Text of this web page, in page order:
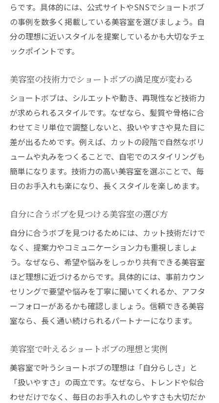
らです。具体的には、公式サイトやSNSでショートボブ
の事例を数多く掲載している美容室を選びましょう。自
分の理想に近いスタイルを提案しているかも大切なチェ
ックポイントです。
美容室の技術力でショートボブの満足度が変わる
ショートボブは、シルエットや動き、再現性など技術力
が求められるスタイルです。なぜなら、髪質や骨格に合
わせてミリ単位で調整しないと、扱いやすさや見た目に
差が出るためです。例えば、カットの段階で自然なボリ
ュームや丸みをつくることで、自宅でのスタイリングも
簡単になります。技術力の高い美容室を選ぶことで、毎
日のお手入れも楽になり、長くスタイルを楽しめます。
自分に合うボブを見つける美容室の選び方
自分に合うボブを見つけるためには、カット技術だけで
なく、提案力やコミュニケーション力も重視しましょ
う。なぜなら、希望や悩みをしっかり共有できる美容室
ほど理想に近づけるからです。具体的には、事前カウン
セリングで要望や悩みを丁寧に聞いてくれるか、アフタ
ーフォローがあるかも確認しましょう。信頼できる美容
室なら、長く通い続けられるパートナーになります。
美容室で叶えるショートボブの理想と実例
美容室で叶うショートボブの理想は「自分らしさ」と
「扱いやすさ」の両立です。なぜなら、トレンドや似合
わせだけでなく、毎日のお手入れのしやすさも大切だか